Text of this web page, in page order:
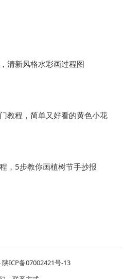
清新风格水彩画过程图
教程，简单又好看的黄色小花
，5步教你画植树节手抄报
陕ICP备07002421号-13